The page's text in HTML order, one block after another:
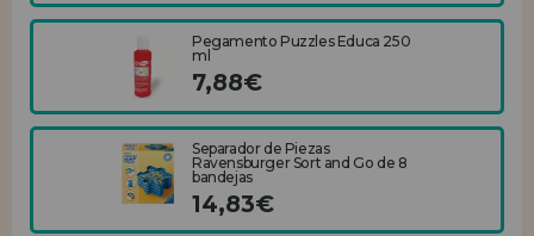
Pegamento Puzzles Educa 250
ml
7,88€
Separador de Piezas
Ravensburger Sort and Go de 8
bandejas
14,83€